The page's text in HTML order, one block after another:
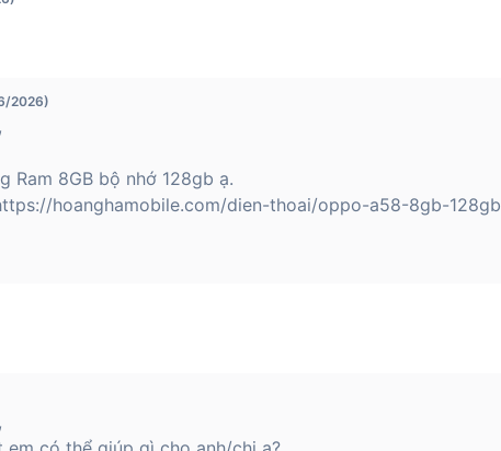
2026)
Ram 8GB bộ nhớ 128gb ạ.
hoanghamobile.com/dien-thoai/oppo-a58-8gb-128gb